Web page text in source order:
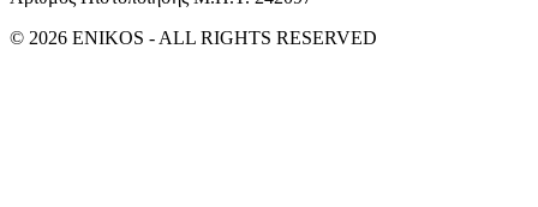
© 2026 ENIKOS - ALL RIGHTS RESERVED